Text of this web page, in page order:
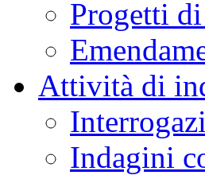
Progetti
Attività di
Indagini